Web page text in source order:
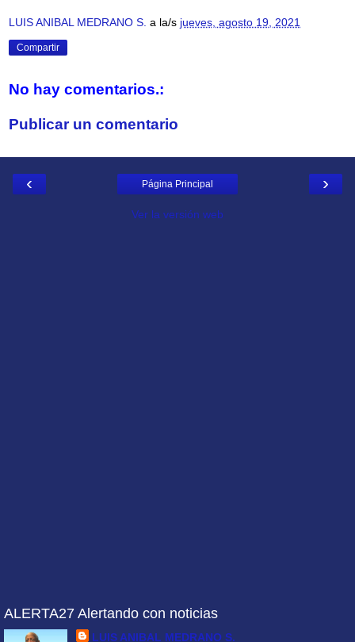
LUIS ANIBAL MEDRANO S. a la/s jueves, agosto 19, 2021
Compartir
No hay comentarios.:
Publicar un comentario
‹ ›
Página Principal
Ver la versión web
ALERTA27 Alertando con noticias
LUIS ANIBAL MEDRANO S.